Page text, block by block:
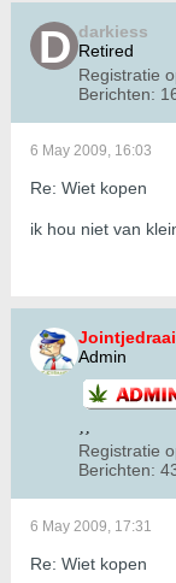
darkiess
Retired
Registratie
Berichten:
6 May 2009, 16:03
Re: Wiet kopen
ik hou niet van
Admin
Registratie
Berichten:
6 May 2009, 17:31
Re: Wiet kopen